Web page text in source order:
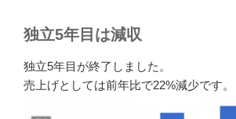
独立5年目は減収
独立5年目が終了しました。
売上げとしては前年比で22%減少です。